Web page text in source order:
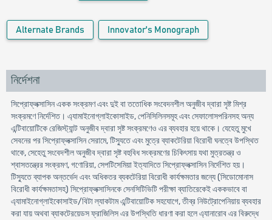
Alternate Brands Innovator's Monograph
নির্দেশনা
সিপ্রোফ্লক্সাসিন একক সংক্রমণ এবং দুই বা ততোধিক সংবেদনশীল অনুজীব দ্বারা সৃষ্ট মিশ্র
সংক্রমণে নির্দেশিত। এ্যামাইনোগ্লাইকোসাইড, পেনিসিলিনসমূহ এবং সেফালোসপরিনসহ অন্য
এন্টিবায়োটিকে রেজিস্ট্যান্ট অনুজীব দ্বারা সৃষ্ট সংক্রমণেও এর ব্যবহার হয়ে থাকে। যেহেতু মুখে
সেবনের পর সিপ্রোফ্লক্সাসিন সেরামে, টিস্যুতে এবং মুত্রে ব্যাকটেরিয়া বিরোধী ঘনত্বে উপস্থিত
থাকে, সেহেতু সংবেদশীল অনুজীব দ্বারা সৃষ্ট বহুবিধ সংক্রমণের চিকিৎসায় যথা মুত্রতন্ত্র ও
শ্বাসতন্ত্রের সংক্রমণ, গণোরিয়া, সেপটিসেমিয়া ইত্যাদিতে সিপ্রোফ্লক্সাসিন নির্দেশিত হয়।
টিস্যুতে ব্যাপক অন্তর্ভেদ এবং অধিকতর ব্যকটেরিয়া বিরোধী কার্যক্ষমতার জন্যে (সিডোমোনাস
বিরোধী কার্যক্ষমতাসহ) সিপ্রোফ্লক্সাসিনকে সেনসিটিভিটি পরীক্ষা ব্যাতিরেকেই এককভাবে বা
এ্যামাইনোগ্লাইকোসাইড/বিটা ল্যাকটাম এন্টিবায়োটিক সহযোগে, তীব্র নিউট্রোপেনিয়ায় ব্যবহার
করা যায় অথবা ব্যাকটেরয়েডস ফ্রাজিলিস এর উপস্থিতি ধারণা করা হলে এ্যানারোব এর বিরুদ্ধে